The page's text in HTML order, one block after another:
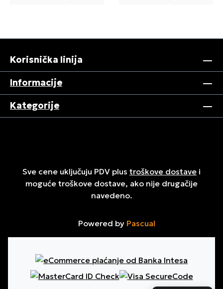
Korisnička linija
Informacije
Kategorije
Sve cene uključuju PDV plus troškove dostave i
moguće troškove dostave, ako nije drugačije
navedeno.
Powered by Pascual